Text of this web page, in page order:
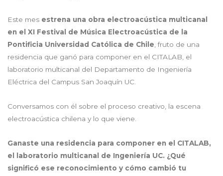
Este mes estrena una obra electroacústica multicanal
en el XI Festival de Música Electroacústica de la
Pontificia Universidad Católica de Chile, fruto de una
residencia que ganó para componer en el CITALAB, el
laboratorio multicanal del Departamento de Ingeniería
Eléctrica del Campus San Joaquín UC.
Conversamos con él sobre el proceso creativo, la escena
electroacústica chilena y lo que viene.
Ganaste una residencia para componer en el CITALAB,
el laboratorio multicanal de Ingeniería UC. ¿Qué
significó ese reconocimiento y cómo cambió tu